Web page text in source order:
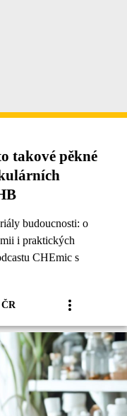
takové pěkné
budoucnosti: o
i praktických
CHEmic s
ČR